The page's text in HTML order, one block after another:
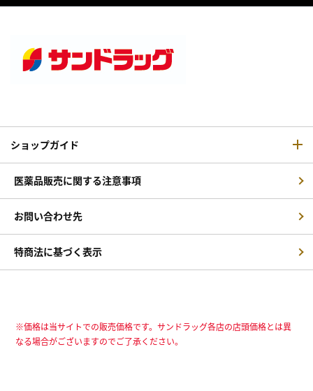
ショップガイド
医薬品販売に関する注意事項
お問い合わせ先
特商法に基づく表示
※価格は当サイトでの販売価格です。サンドラッグ各店の店頭価格とは異
なる場合がございますのでご了承ください。